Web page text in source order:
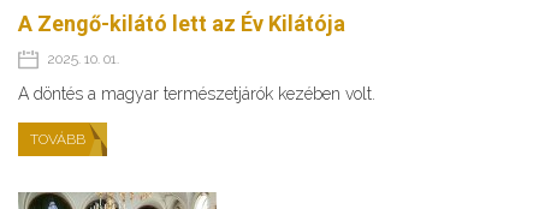
A Zengő-kilátó lett az Év Kilátója
2025. 10. 01.
A döntés a magyar természetjárók kezében volt.
TOVÁBB